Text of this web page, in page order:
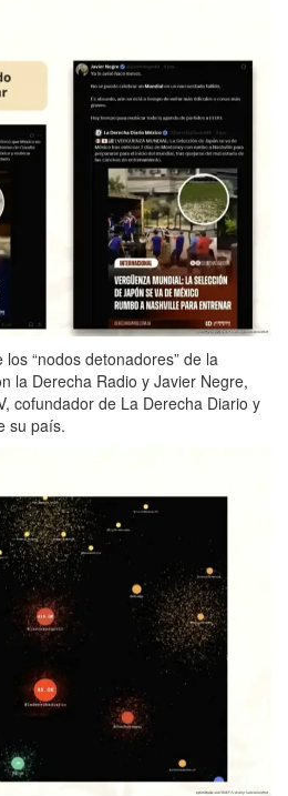
“nodos detonadores” de la
la Derecha Radio y Javier Negre,
cofundador de La Derecha Diario y
su país.